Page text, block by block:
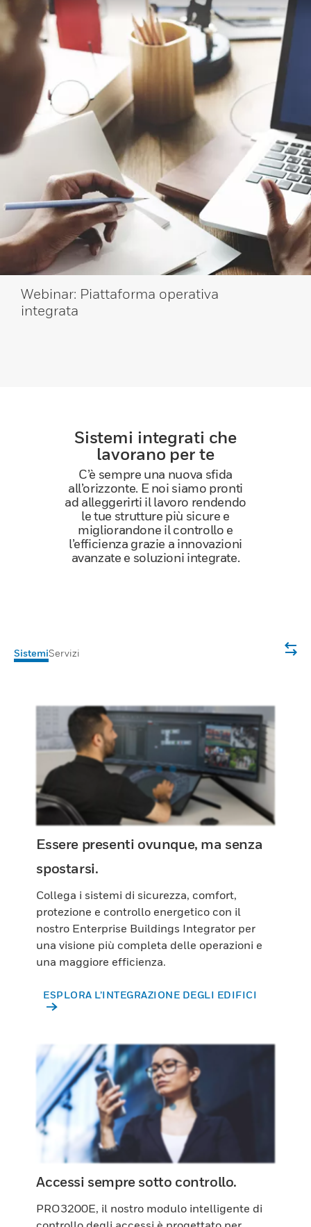
Webinar: Piattaforma operativa
integrata
Sistemi integrati che
lavorano per te
C’è sempre una nuova sfida
all’orizzonte. E noi siamo pronti
ad alleggerirti il lavoro rendendo
le tue strutture più sicure e
migliorandone il controllo e
l’efficienza grazie a innovazioni
avanzate e soluzioni integrate.
SistemiServizi
Essere presenti ovunque, ma senza
spostarsi.
Collega i sistemi di sicurezza, comfort,
protezione e controllo energetico con il
nostro Enterprise Buildings Integrator per
una visione più completa delle operazioni e
una maggiore efficienza.
ESPLORA L’INTEGRAZIONE DEGLI EDIFICI
Accessi sempre sotto controllo.
PRO3200E, il nostro modulo intelligente di